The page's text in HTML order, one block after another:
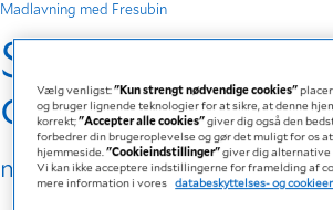
Madlavning med Fresubin
Shake med
og banan
med Fresubin 2 kcal DRINK
Vælg venligst:"Kun strengt nødvendige cookies"
og bruger lignende teknologier for at sikre, at denne
korrekt;"Accepter alle cookies"giver dig også den
forbedrer din brugeroplevelse og gør det muligt for os
hjemmeside."Cookieindstillinger"giver dig alternative
Vi kan ikke acceptere indstillingerne for framelding af
mere information i vores databeskyttelses- og